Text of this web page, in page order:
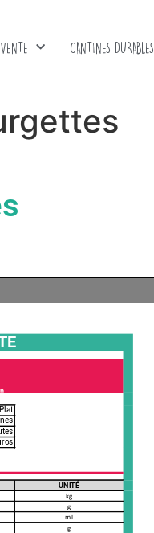
CANTINES DURABLES